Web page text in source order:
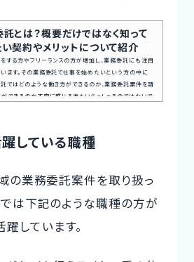
とは？概要だけではなく知って
契約やメリットについて紹介
をする方やフリーランスの方が増加し、業務委託にも注目
います。その業務委託で仕事を始めたいという方の中に
託ではどのような働き方ができるのか、業務委託案件を請
ができるのか不安に感じる方もいらっしゃるのではないで
広く紹介していきます。案件探しの悩み交渉の不安、
している職種
の業務委託案件を取り扱っ
では下記のような職種の方が
しています。